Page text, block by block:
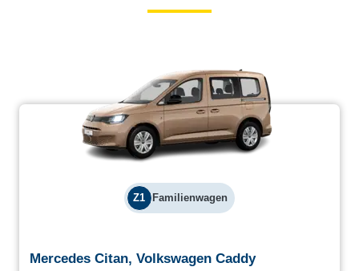
Z1 Familienwagen
Mercedes Citan, Volkswagen Caddy
Mercedes Citan, Volkswagen Caddy